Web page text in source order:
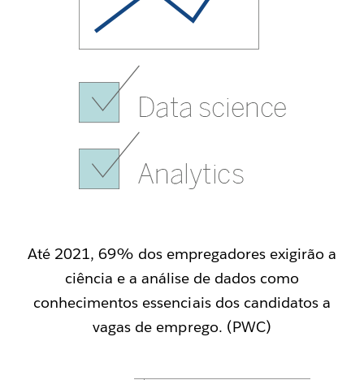
Até 2021, 69% dos empregadores exigirão a
ciência e a análise de dados como
conhecimentos essenciais dos candidatos a
vagas de emprego. (PWC)